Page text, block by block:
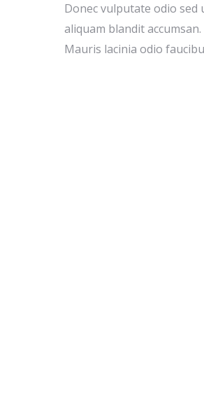
Donec vulputate odio sed
aliquam blandit
Mauris lacinia odio